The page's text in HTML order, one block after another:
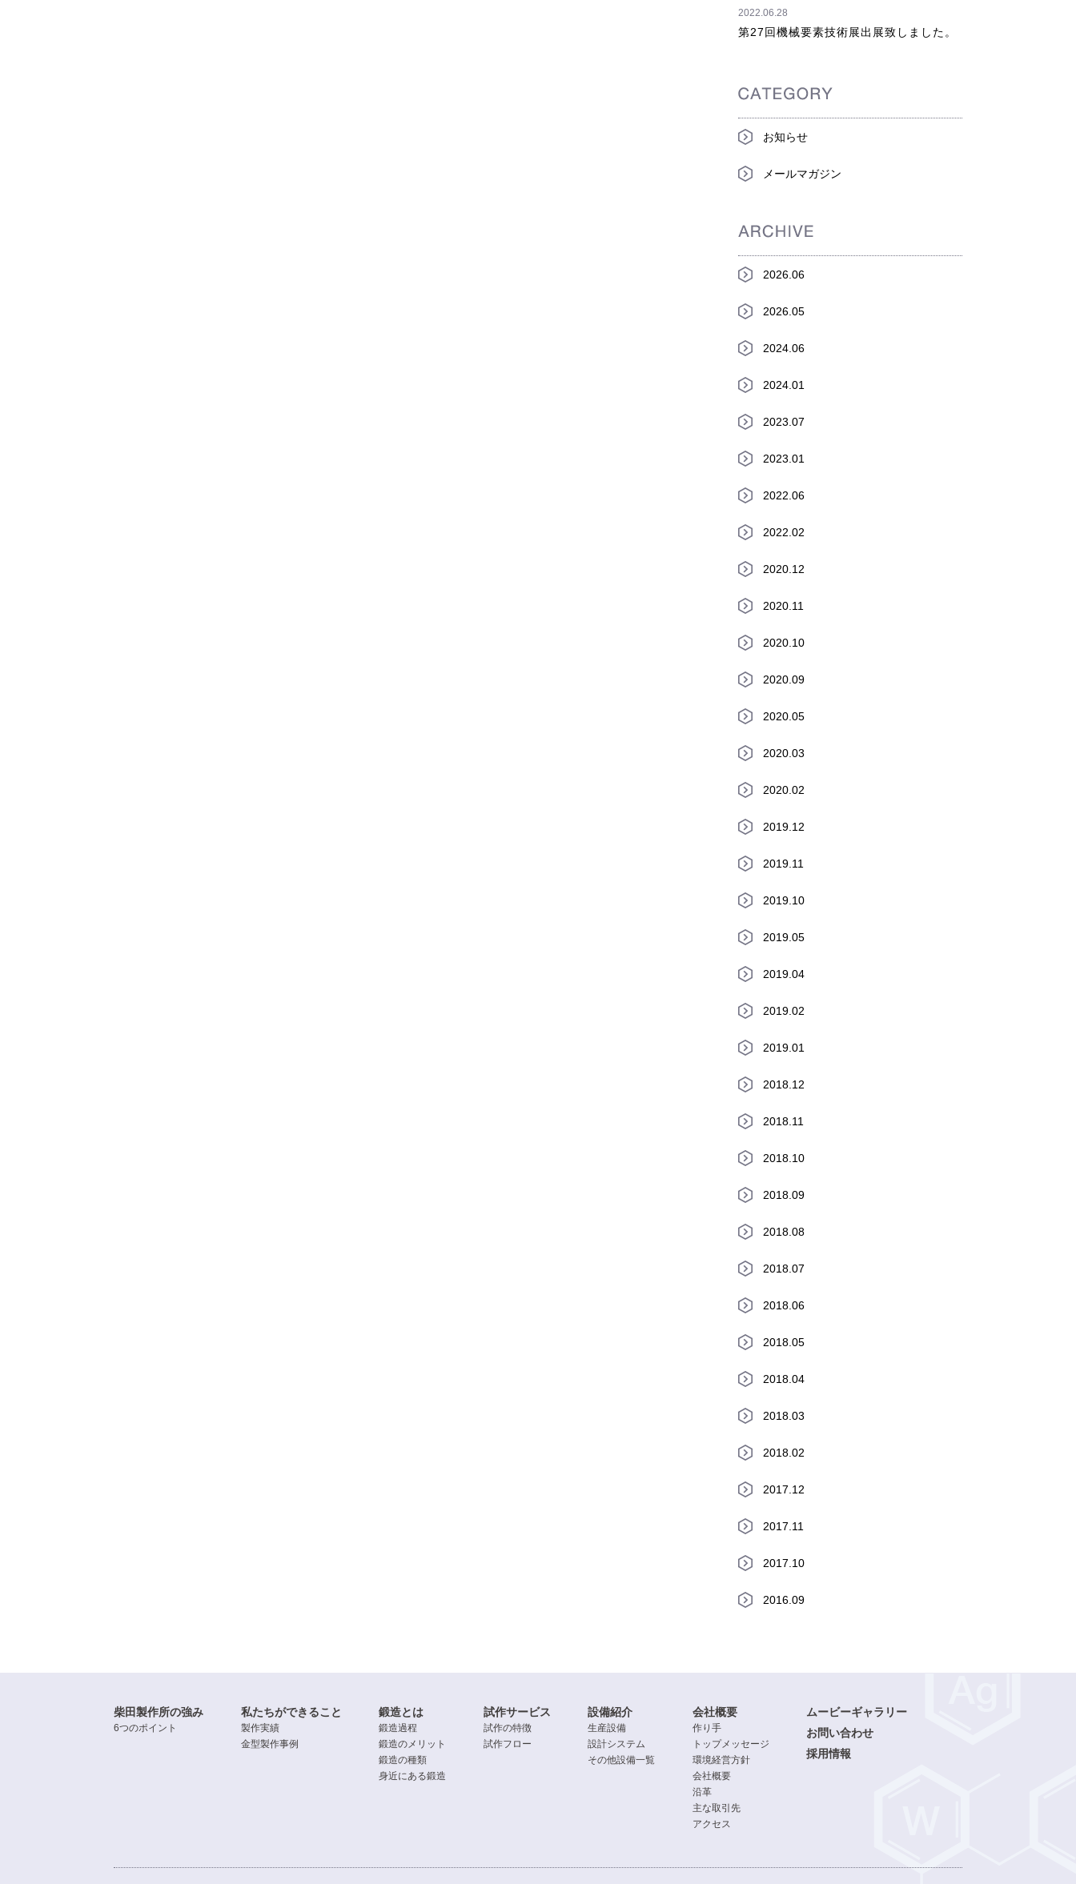
2022.06.28
第27回機械要素技術展出展致しました。
お知らせ
メールマガジン
2026.06
2026.05
2024.06
2024.01
2023.07
2023.01
2022.06
2022.02
2020.12
2020.11
2020.10
2020.09
2020.05
2020.03
2020.02
2019.12
2019.11
2019.10
2019.05
2019.04
2019.02
2019.01
2018.12
2018.11
2018.10
2018.09
2018.08
2018.07
2018.06
2018.05
2018.04
2018.03
2018.02
2017.12
2017.11
2017.10
2016.09
柴田製作所の強み
6つのポイント
私たちができること
製作実績
金型製作事例
鍛造とは
鍛造過程
鍛造のメリット
鍛造の種類
身近にある鍛造
試作サービス
試作の特徴
試作フロー
設備紹介
生産設備
設計システム
その他設備一覧
会社概要
作り手
トップメッセージ
環境経営方針
会社概要
沿革
主な取引先
アクセス
ムービーギャラリー
お問い合わせ
採用情報